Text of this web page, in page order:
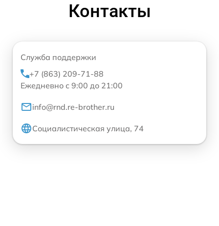
Контакты
Служба поддержки
+7 (863) 209-71-88
Ежедневно с 9:00 до 21:00
info@rnd.re-brother.ru
Социалистическая улица, 74